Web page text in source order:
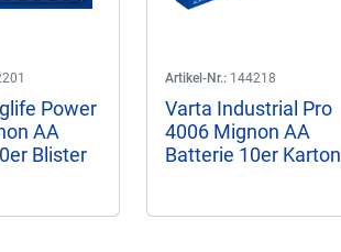
Power
AA
Blister
Artikel-Nr.: 144218
Varta Industrial Pro
4006 Mignon AA
Batterie 10er Karton